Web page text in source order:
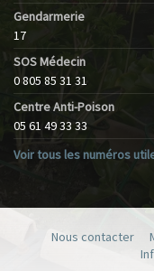
Gendarmerie
17
SOS Médecin
0 805 85 31 31
Centre Anti-Poison
05 61 49 33 33
Voir tous les numéros
Nous contacter